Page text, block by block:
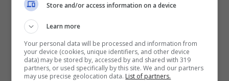
Store and/or access information on a device
Learn more
Your personal data will be processed and information from
your device (cookies, unique identifiers, and other device
data) may be stored by, accessed by and shared with 319
partners, or used specifically by this site. We and our partners
may use precise geolocation data. List of partners.